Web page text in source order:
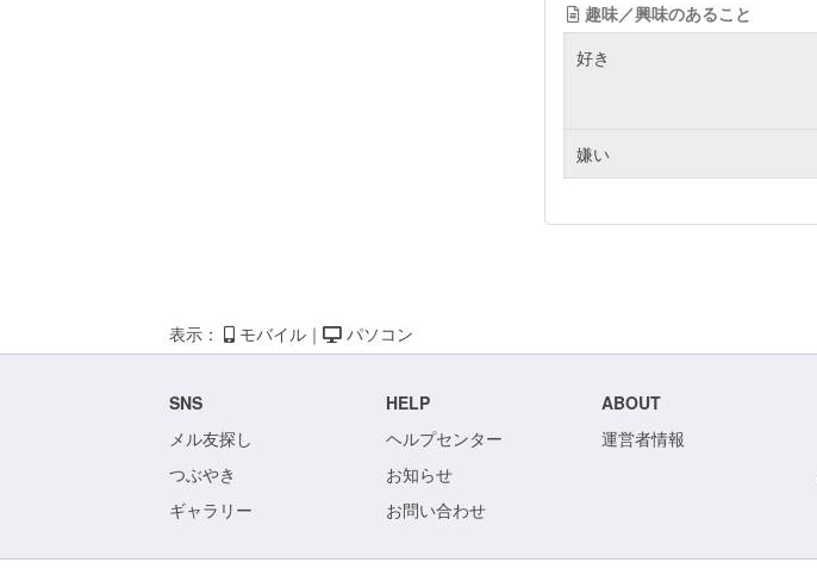
趣味／興味のあること
好き
嫌い
表示： モバイル ｜ パソコン
SNS
メル友探し
つぶやき
ギャラリー
HELP
ヘルプセンター
お知らせ
お問い合わせ
ABOUT
運営者情報